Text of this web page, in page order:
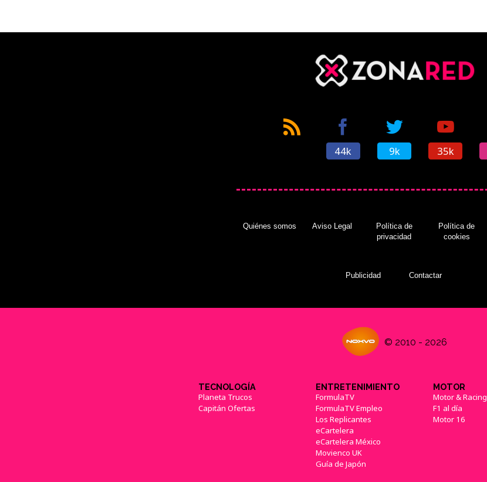
44k 9k 35k
Quiénes somos Aviso Legal
Política de
privacidad
Política de
cookies
Publicidad Contactar
© 2010 - 2026
TECNOLOGÍA
Planeta Trucos
Capitán Ofertas
ENTRETENIMIENTO
FormulaTV
FormulaTV Empleo
Los Replicantes
eCartelera
eCartelera México
Movienco UK
Guía de Japón
MOTOR
Motor & Racing
F1 al día
Motor 16